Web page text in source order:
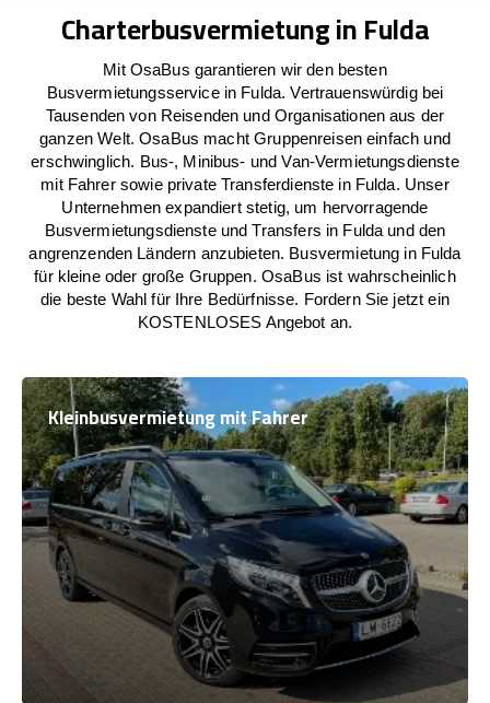
Charterbusvermietung in Fulda
Mit OsaBus garantieren wir den besten
Busvermietungsservice in Fulda. Vertrauenswürdig bei
Tausenden von Reisenden und Organisationen aus der
ganzen Welt. OsaBus macht Gruppenreisen einfach und
erschwinglich. Bus-, Minibus- und Van-Vermietungsdienste
mit Fahrer sowie private Transferdienste in Fulda. Unser
Unternehmen expandiert stetig, um hervorragende
Busvermietungsdienste und Transfers in Fulda und den
angrenzenden Ländern anzubieten. Busvermietung in Fulda
für kleine oder große Gruppen. OsaBus ist wahrscheinlich
die beste Wahl für Ihre Bedürfnisse. Fordern Sie jetzt ein
KOSTENLOSES Angebot an.
Kleinbusvermietung mit Fahrer